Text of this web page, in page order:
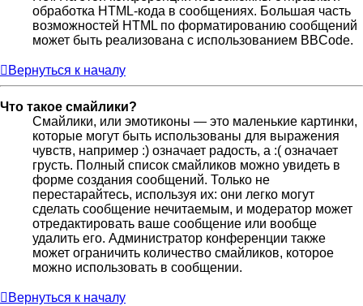
обработка HTML-кода в сообщениях. Большая часть
возможностей HTML по форматированию сообщений
может быть реализована с использованием BBCode.
Вернуться к началу
Что такое смайлики?
Смайлики, или эмотиконы — это маленькие картинки,
которые могут быть использованы для выражения
чувств, например :) означает радость, а :( означает
грусть. Полный список смайликов можно увидеть в
форме создания сообщений. Только не
перестарайтесь, используя их: они легко могут
сделать сообщение нечитаемым, и модератор может
отредактировать ваше сообщение или вообще
удалить его. Администратор конференции также
может ограничить количество смайликов, которое
можно использовать в сообщении.
Вернуться к началу